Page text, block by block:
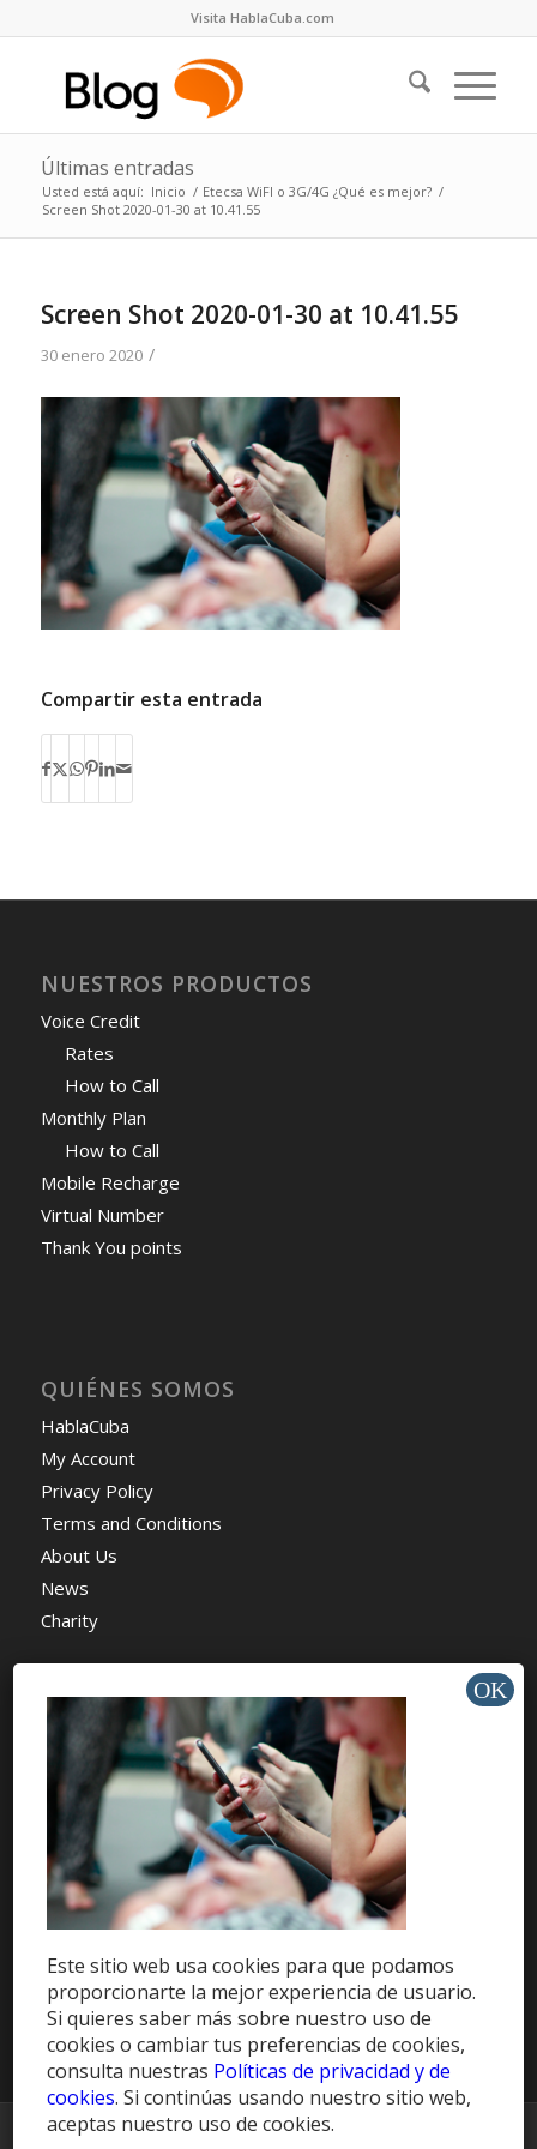
Visita HablaCuba.com
Últimas entradas
Usted está aquí: Inicio / Etecsa WiFI o 3G/4G ¿Qué es mejor? /
Screen Shot 2020-01-30 at 10.41.55
Screen Shot 2020-01-30 at 10.41.55
30 enero 2020 /
Compartir esta entrada
NUESTROS PRODUCTOS
Voice Credit
Rates
How to Call
Monthly Plan
How to Call
Mobile Recharge
Virtual Number
Thank You points
QUIÉNES SOMOS
HablaCuba
My Account
Privacy Policy
Terms and Conditions
About Us
News
Charity
AYUDA Y SOPORTE
Help Center
Support
Tutorials
Get Offers »
© Copyright - HablaCuba Blog
Este sitio web usa cookies para que podamos
proporcionarte la mejor experiencia de usuario.
Si quieres saber más sobre nuestro uso de
cookies o cambiar tus preferencias de cookies,
consulta nuestras Políticas de privacidad y de
cookies. Si continúas usando nuestro sitio web,
aceptas nuestro uso de cookies.